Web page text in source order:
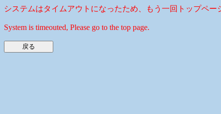
システムはタイムアウトになったため、もう一回トップペー
System is timeouted, Please go to the top page.